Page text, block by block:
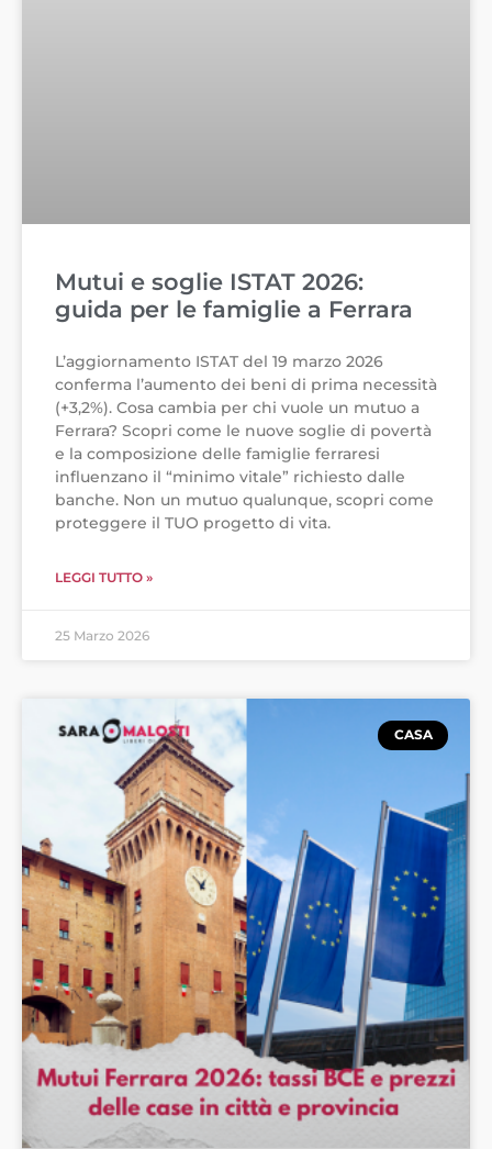
Mutui e soglie ISTAT 2026:
guida per le famiglie a Ferrara
L’aggiornamento ISTAT del 19 marzo 2026
conferma l’aumento dei beni di prima necessità
(+3,2%). Cosa cambia per chi vuole un mutuo a
Ferrara? Scopri come le nuove soglie di povertà
e la composizione delle famiglie ferraresi
influenzano il “minimo vitale” richiesto dalle
banche. Non un mutuo qualunque, scopri come
proteggere il TUO progetto di vita.
LEGGI TUTTO »
25 Marzo 2026
CASA